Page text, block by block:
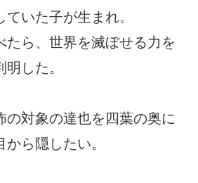
いた子が生まれ。
たら、世界を滅ぼせる力を
した。
の対象の達也を四葉の奥に
ら隠したい。